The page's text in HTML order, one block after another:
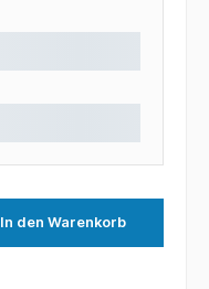
In den Warenkorb